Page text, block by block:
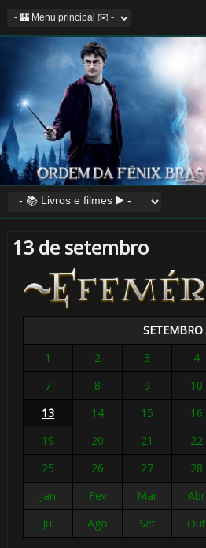
13 de setembro
SETEMBRO
1
2 3 4
7
8 9 10
13
14 15 16
19
20 21 22
25
26 27 28
Jan
Fev Mar Abr
Jul
Ago Set Out